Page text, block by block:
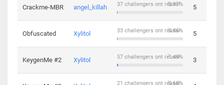
Crackme-MBR angel_killah 0.97%
37 challengers ont réussi 5
Obfuscated Xylitol 0.86%
33 challengers ont réussi 5
KeygenMe #2 Xylitol 1.49%
57 challengers ont réussi 3
0.68%
21 challengers ont réussi